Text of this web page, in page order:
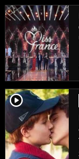
player2